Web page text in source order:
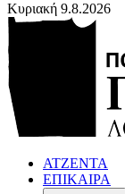
Κυριακή 9.8.2026
ΑΤΖΕΝΤΑ
ΕΠΙΚΑΙΡΑ